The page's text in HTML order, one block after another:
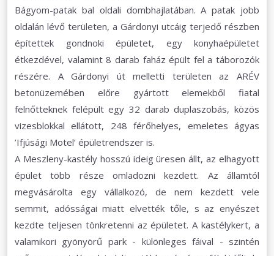
Bágyom-patak bal oldali dombhajlatában. A patak jobb
oldalán lévő területen, a Gárdonyi utcáig terjedő részben
építettek gondnoki épületet, egy konyhaépületet
étkezdével, valamint 8 darab faház épült fel a táborozók
részére. A Gárdonyi út melletti területen az ARÉV
betonüzemében előre gyártott elemekből fiatal
felnőtteknek felépült egy 32 darab duplaszobás, közös
vizesblokkal ellátott, 248 férőhelyes, emeletes ágyas
’Ifjúsági Motel’ épületrendszer is.
A Meszleny-kastély hosszú ideig üresen állt, az elhagyott
épület több része omladozni kezdett. Az államtól
megvásárolta egy vállalkozó, de nem kezdett vele
semmit, adósságai miatt elvették tőle, s az enyészet
kezdte teljesen tönkretenni az épületet. A kastélykert, a
valamikori gyönyörű park - különleges fáival - szintén